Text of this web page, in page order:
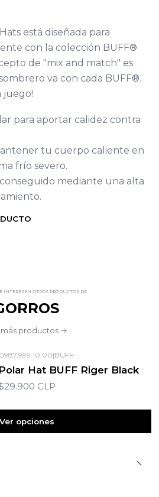
está diseñada para
con la colección BUFF®
de "mix and match" es
va con cada BUFF®.
juego!
para aportar calidez contra
tu cuerpo caliente en
frío severo.
mediante una alta
INTERESEN OTROS PRODUCTOS DE
más productos
|BUFF
Hat BUFF Riger Black
CLP
Ver opciones